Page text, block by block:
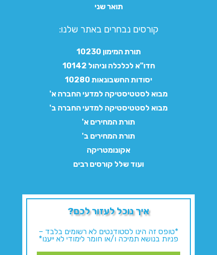
תואר שני
קורסים נבחרים באתר שלנו:​
תורת המימון 10230
חדו"א לכלכלה וניהול 10142
יסודות החשבונאות 10280
מבוא לסטטיסטיקה למדעי החברה א'
מבוא לסטטיסטיקה למדעי החברה ב'
תורת המחירים א'
תורת המחירים ב'
אקונומטריקה
ועוד שלל קורסים רבים
איך נוכל לעזור לכם?
*טופס זה הינו לסטודנטים לא רשומים בלבד –
פניות בנושא תמיכה ו/או חומר לימודי לא ייענו*